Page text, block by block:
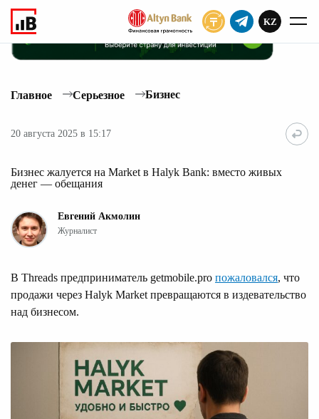
KZ
Главное Серьезное Бизнес
20 августа 2025 в 15:17
Бизнес жалуется на Market в Halyk Bank: вместо живых
денег — обещания
Евгений Акмолин
Журналист
В Threads предприниматель getmobile.pro пожаловался, что
продажи через Halyk Market превращаются в издевательство
над бизнесом.